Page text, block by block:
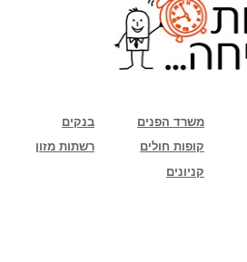
בנקים משרד הפנים
רשתות מזון
קופות חולים
קניונים